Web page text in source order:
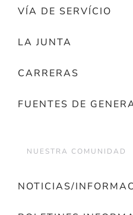
VÍA DE SERVÍCIO
LA JUNTA
CARRERAS
FUENTES DE
NUESTRA COMUNIDAD
NOTICIAS/